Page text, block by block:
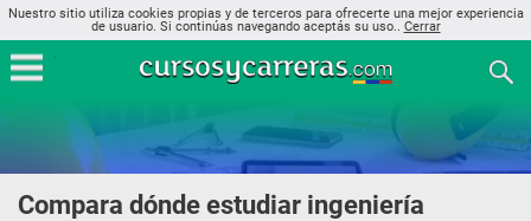
Nuestro sitio utiliza cookies propias y de terceros para ofrecerte una mejor experiencia
de usuario. Si continúas navegando aceptás su uso.. Cerrar
Compara dónde estudiar ingeniería